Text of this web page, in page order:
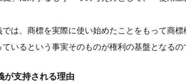
では、商標を実際に使い始めたことをもって商
いるという事実そのものが権利の基盤となるの
が支持される理由